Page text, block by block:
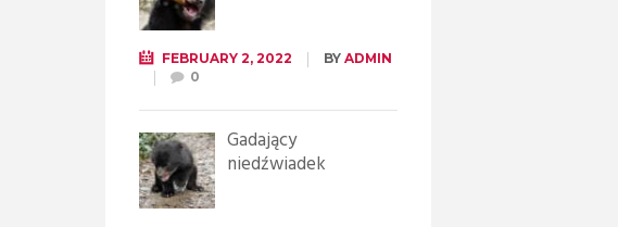
FEBRUARY 2, 2022 BY ADMIN
0
Gadający
niedźwiadek